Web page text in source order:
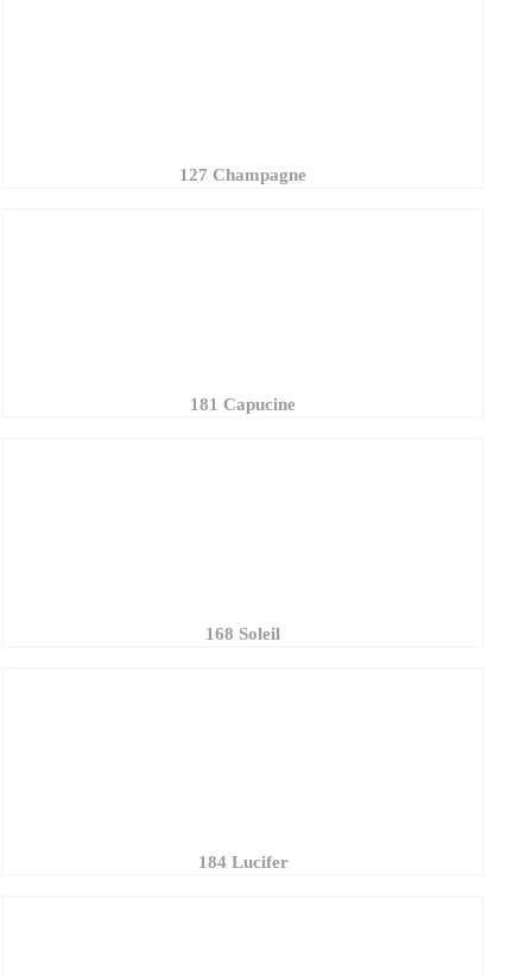
127 Champagne
181 Capucine
168 Soleil
184 Lucifer